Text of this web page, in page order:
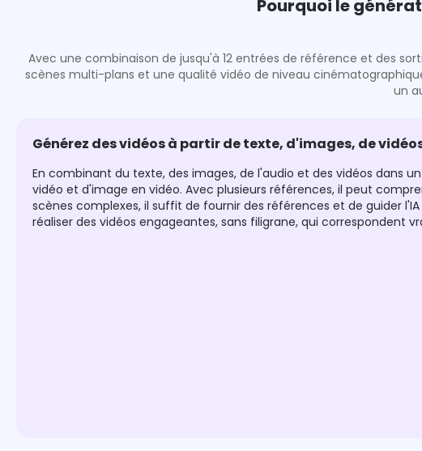
Pourquoi le
Avec une combinaison de jusqu'à 12 entrées de référence et des
scènes multi-plans et une qualité vidéo de niveau
un
Générez des vidéos à partir de texte, d'images, de
En combinant du texte, des images, de l'audio et des vidéos dans
vidéo et d'image en vidéo. Avec plusieurs références, il peut
scènes complexes, il suffit de fournir des références et de guider
réaliser des vidéos engageantes, sans filigrane, qui correspondent